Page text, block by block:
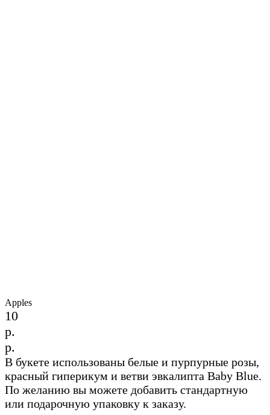
Apples
10
р.
р.
В букете использованы белые и пурпурные розы,
красный гиперикум и ветви эвкалипта Baby Blue.
По желанию вы можете добавить стандартную
или подарочную упаковку к заказу.